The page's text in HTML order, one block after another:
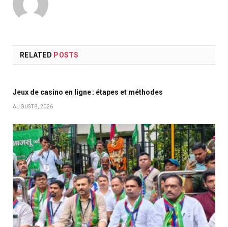
RELATED POSTS
Jeux de casino en ligne : étapes et méthodes
AUGUST 8, 2026